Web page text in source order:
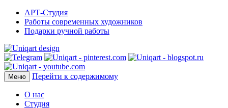
АРТ-Студия
Работы современных художников
Подарки ручной работы
Меню Перейти к содержимому
О нас
Студия